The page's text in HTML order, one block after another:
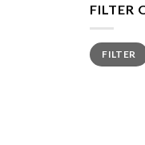
FILTER
Min.
prijs
Max.
prijsFILTER